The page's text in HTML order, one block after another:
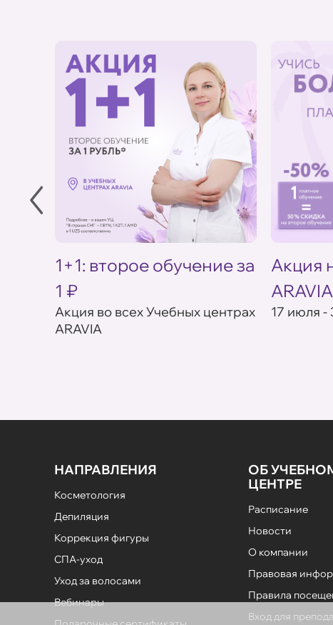
1+1: второе обучение за
1 ₽
Акция во всех Учебных центрах
ARAVIA
Акция
ARAVIA
17 июля -
НАПРАВЛЕНИЯ
Косметология
Депиляция
Коррекция фигуры
СПА-уход
Уход за волосами
Вебинары
ОБ
ЦЕНТРЕ
Расписание
Новости
О компании
Правовая
Правила
Вход для